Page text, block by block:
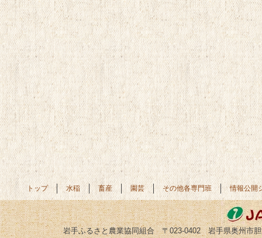
トップ 水稲 畜産 園芸 その他各専門班 情報公開
岩手ふるさと農業協同組合 〒023-0402 岩手県奥州市